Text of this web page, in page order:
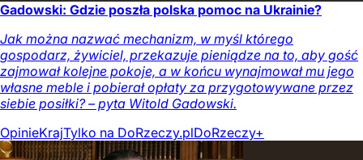
Gadowski: Gdzie poszła polska pomoc na Ukrainie?
Jak można nazwać mechanizm, w myśl którego
gospodarz, żywiciel, przekazuje pieniądze na to, aby gość
zajmował kolejne pokoje, a w końcu wynajmował mu jego
własne meble i pobierał opłaty za przygotowywane przez
siebie posiłki? – pyta Witold Gadowski.
OpinieKrajTylko na DoRzeczy.plDoRzeczy+